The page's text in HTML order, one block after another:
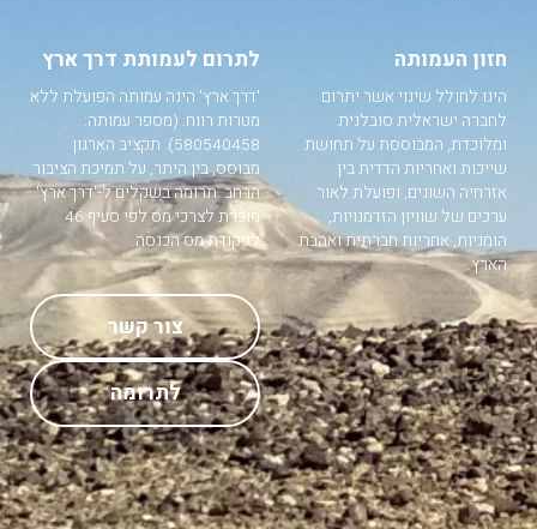
חזון העמותה
הינו לחולל שינוי אשר יתרום
לחברה ישראלית סובלנית
ומלוכדת, המבוססת על תחושת
שייכות ואחריות הדדית בין
אזרחיה השונים, ופועלת לאור
ערכים של שוויון הזדמנויות,
הומניות, אחריות חברתית ואהבת
הארץ.
לתרום לעמותת דרך ארץ
'דרך ארץ' הינה עמותה הפועלת ללא
מטרות רווח. (מספר עמותה:
580540458). תקציב הארגון
מבוסס, בין היתר, על תמיכת הציבור
הרחב .תרומה בשקלים ל-'דרך ארץ'
מוכרת לצרכי מס לפי סעיף 46
לפקודת מס הכנסה.
צור קשר
לתרומה